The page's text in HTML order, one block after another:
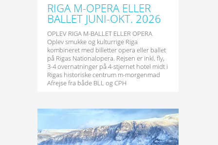
RIGA M-OPERA ELLER
BALLET JUNI-OKT. 2026
OPLEV RIGA M-BALLET ELLER OPERA
Oplev smukke og kulturrige Riga
kombineret med billetter opera eller ballet
på Rigas Nationalopera. Rejsen er inkl. fly,
3-4 overnatninger på 4-stjernet hotel midt i
Rigas historiske centrum m-morgenmad
Afrejse fra både BLL og CPH